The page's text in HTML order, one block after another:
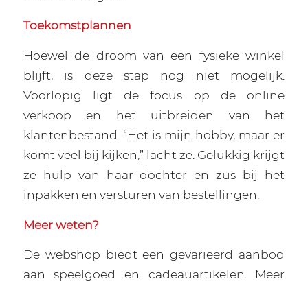
Toekomstplannen
Hoewel de droom van een fysieke winkel
blijft, is deze stap nog niet mogelijk.
Voorlopig ligt de focus op de online
verkoop en het uitbreiden van het
klantenbestand. “Het is mijn hobby, maar er
komt veel bij kijken,” lacht ze. Gelukkig krijgt
ze hulp van haar dochter en zus bij het
inpakken en versturen van bestellingen.
Meer weten?
De webshop biedt een gevarieerd aanbod
aan speelgoed en cadeauartikelen. Meer